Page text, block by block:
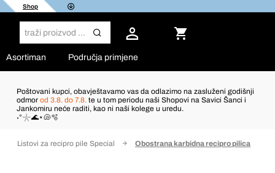
Shop
Asortiman Područja primjene
Poštovani kupci, obavještavamo vas da odlazimo na zasluženi godišnji
odmor od 3.8. do 7.8. te u tom periodu naši Shopovi na Savici Šanci i
Jankomiru neće raditi, kao ni naši kolege u uredu.
˖°𓇼🌊⋆🐚🫧
Listovi za recipro pile Special Obostrana karbidna recipro pilica